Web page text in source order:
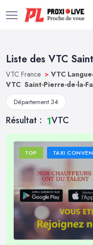
Liste des VTC
VTC France > VTC
VTC Saint-Pierre-de-la-
Département 34
Résultat : 1VTC
TOP TAXI